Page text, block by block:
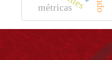
métricas